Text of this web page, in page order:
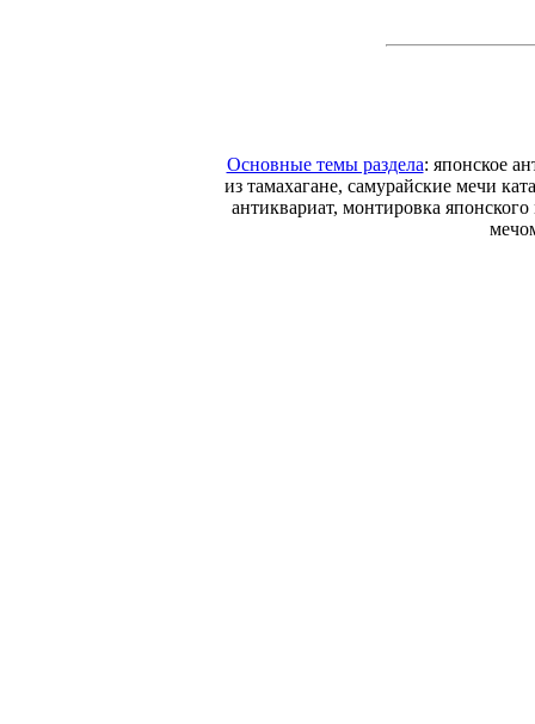
Основные темы раздела: японское
из тамахагане, самурайские мечи
антиквариат, монтировка